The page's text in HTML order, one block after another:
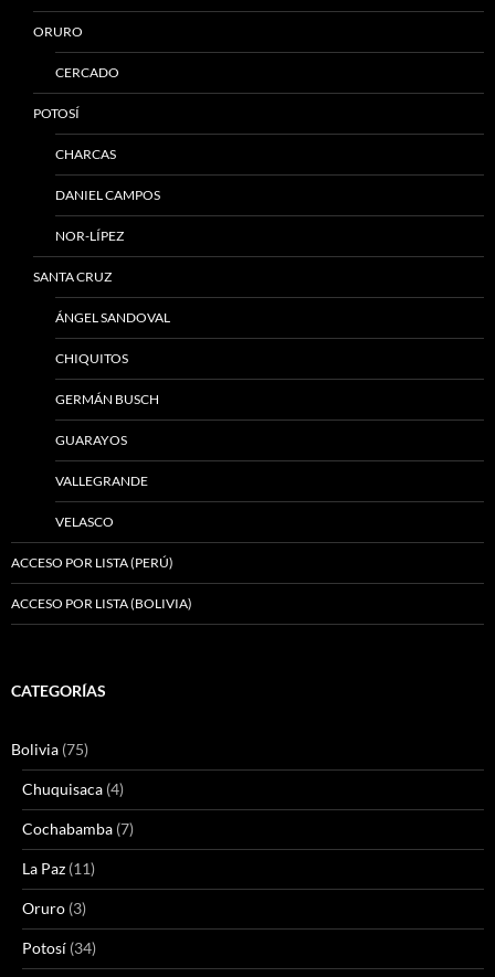
ORURO
CERCADO
POTOSÍ
CHARCAS
DANIEL CAMPOS
NOR-LÍPEZ
SANTA CRUZ
ÁNGEL SANDOVAL
CHIQUITOS
GERMÁN BUSCH
GUARAYOS
VALLEGRANDE
VELASCO
ACCESO POR LISTA (PERÚ)
ACCESO POR LISTA (BOLIVIA)
CATEGORÍAS
Bolivia (75)
Chuquisaca (4)
Cochabamba (7)
La Paz (11)
Oruro (3)
Potosí (34)